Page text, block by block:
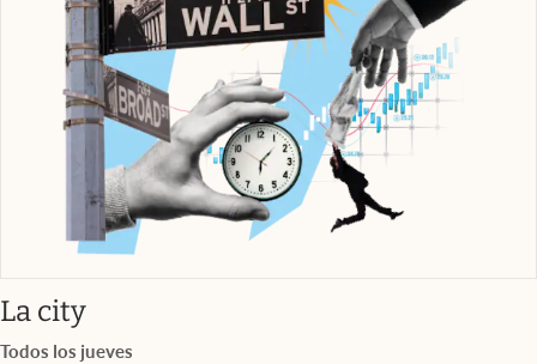
La cityabre en nueva pestaña
Todos los jueves